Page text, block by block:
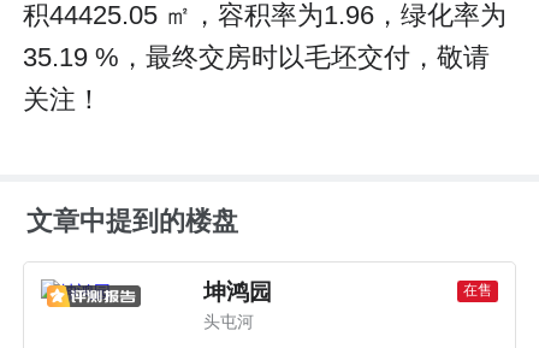
积44425.05 ㎡，容积率为1.96，绿化率为
35.19 %，最终交房时以毛坯交付，敬请
关注！
文章中提到的楼盘
坤鸿园 在售
头屯河